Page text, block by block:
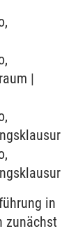
|
in
zunächst